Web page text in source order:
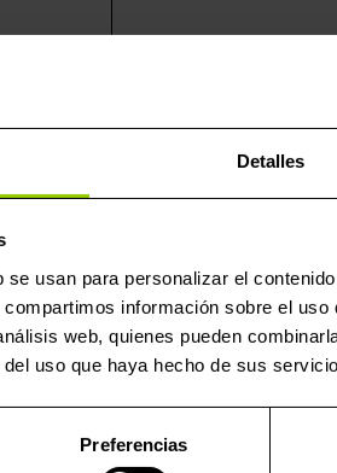
Detalles
usan para personalizar el
información sobre el
web, quienes pueden
uso que haya hecho de sus
Preferencias
de usuario Powergate, un aparato
finales hagan lecturas y
para dispositivos
unidades, está destinada a los
posibilitan brindar un producto